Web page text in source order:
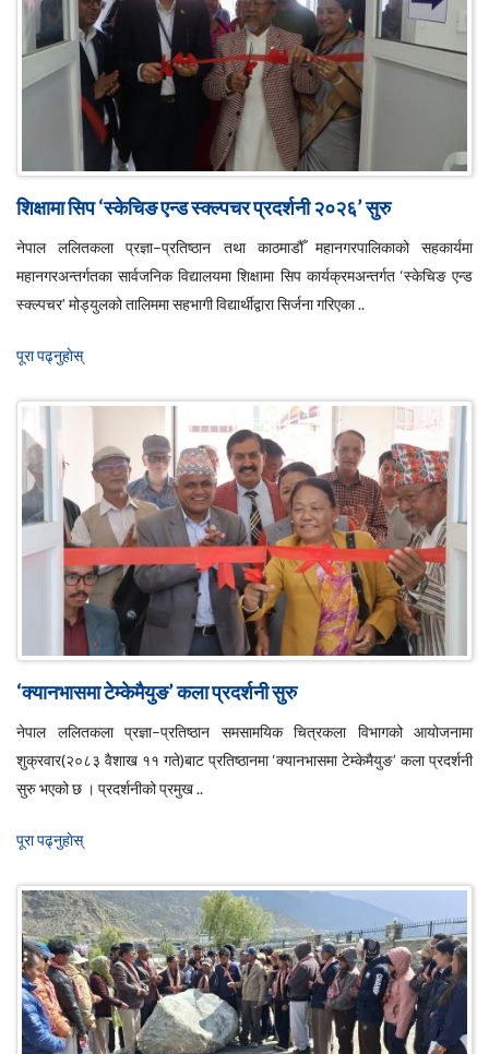
शिक्षामा सिप ‘स्केचिङ एन्ड स्क्ल्पचर प्रदर्शनी २०२६’ सुरु
नेपाल ललितकला प्रज्ञा–प्रतिष्ठान तथा काठमाडौँ महानगरपालिकाको सहकार्यमा
महानगरअन्तर्गतका सार्वजनिक विद्यालयमा शिक्षामा सिप कार्यक्रमअन्तर्गत ‘स्केचिङ एन्ड
स्क्ल्पचर’ मोड्युलको तालिममा सहभागी विद्यार्थीद्वारा सिर्जना गरिएका ..
पूरा पढ्नुहाेस्
‘क्यानभासमा टेम्केमैयुङ’ कला प्रदर्शनी सुरु
नेपाल ललितकला प्रज्ञा–प्रतिष्ठान समसामयिक चित्रकला विभागको आयोजनामा
शुक्रवार(२०८३ वैशाख ११ गते)बाट प्रतिष्ठानमा ‘क्यानभासमा टेम्केमैयुङ’ कला प्रदर्शनी
सुरु भएको छ । प्रदर्शनीको प्रमुख ..
पूरा पढ्नुहाेस्